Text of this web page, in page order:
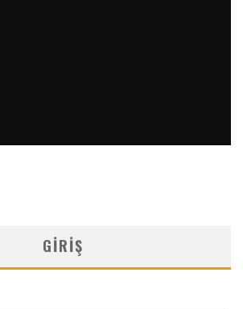
GIRIŞ